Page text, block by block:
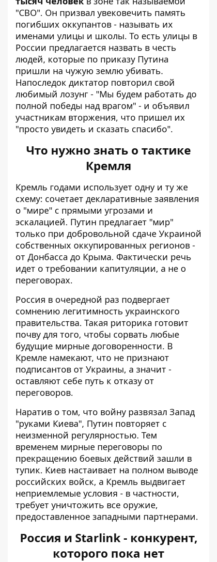
"СВО". Он призвал увековечить память
погибших оккупантов - называть их
именами улицы и школы. То есть улицы в
России предлагается назвать в честь
людей, которые по приказу Путина
пришли на чужую землю убивать.
Напоследок диктатор повторил свой
любимый лозунг - "Мы будем работать до
полной победы над врагом" - и объявил
участникам вторжения, что пришел их
"просто увидеть и сказать спасибо".
Что нужно знать о тактике
Кремля
Кремль годами использует одну и ту же
схему: сочетает декларативные заявления
о "мире" с прямыми угрозами и
эскалацией. Путин предлагает "мир"
только при добровольной сдаче Украиной
собственных оккупированных регионов -
от Донбасса до Крыма. Фактически речь
идет о требовании капитуляции, а не о
переговорах.
Россия в очередной раз подвергает
сомнению легитимность украинского
правительства. Такая риторика готовит
почву для того, чтобы сорвать любые
будущие мирные договоренности. В
Кремле намекают, что не признают
подписантов от Украины, а значит -
оставляют себе путь к отказу от
переговоров.
Наратив о том, что войну развязал Запад
"руками Киева", Путин повторяет с
неизменной регулярностью. Тем
временем мирные переговоры по
прекращению боевых действий зашли в
тупик. Киев настаивает на полном выводе
российских войск, а Кремль выдвигает
неприемлемые условия - в частности,
требует уничтожить все оружие,
предоставленное западными партнерами.
Россия и Starlink - конкурент,
которого пока нет